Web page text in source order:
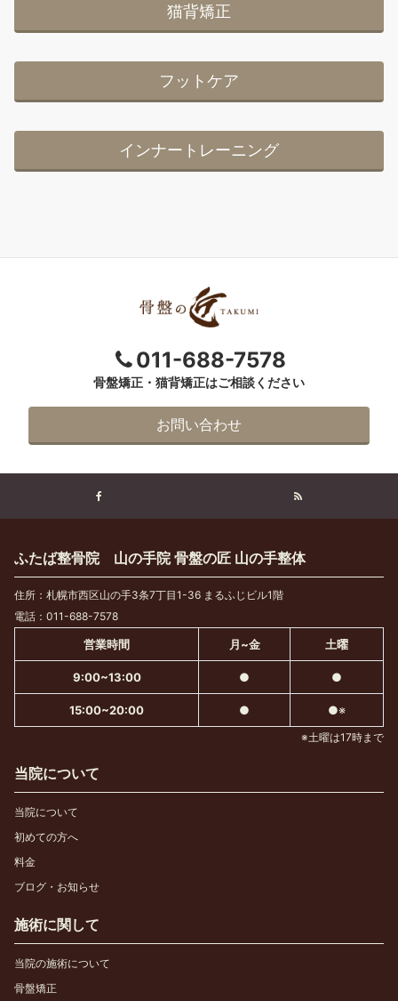
猫背矯正
フットケア
インナートレーニング
011-688-7578
骨盤矯正・猫背矯正はご相談ください
お問い合わせ
ふたば整骨院 山の手院 骨盤の匠 山の手整体
住所：札幌市西区山の手3条7丁目1-36 まるふじビル1階
電話：011-688-7578
営業時間 月~金 土曜
9:00~13:00 ● ●
15:00~20:00 ● ●※
※土曜は17時まで
当院について
当院について
初めての方へ
料金
ブログ・お知らせ
施術に関して
当院の施術について
骨盤矯正